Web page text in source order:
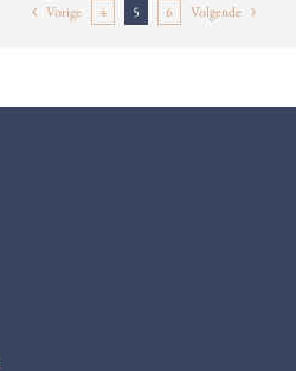
Vorige 4 5 6 Volgende